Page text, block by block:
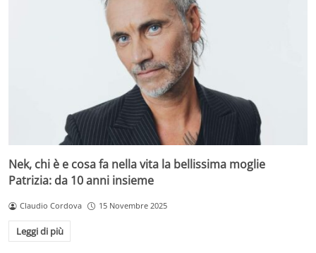
Nek, chi è e cosa fa nella vita la bellissima moglie
Patrizia: da 10 anni insieme
Claudio Cordova 15 Novembre 2025
Leggi di più